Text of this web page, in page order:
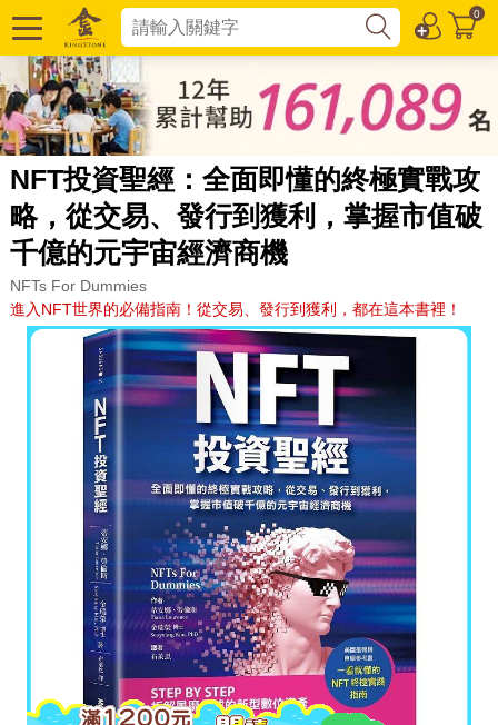
0
NFT投資聖經：全面即懂的終極實戰攻
略，從交易、發行到獲利，掌握市值破
千億的元宇宙經濟商機
NFTs For Dummies
進入NFT世界的必備指南！從交易、發行到獲利，都在這本書裡！